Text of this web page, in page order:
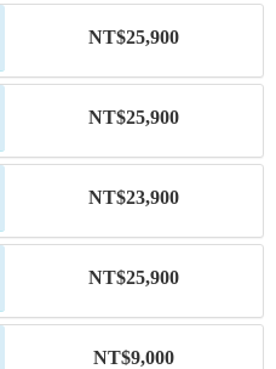
NT$25,900
NT$25,900
NT$23,900
NT$25,900
NT$9,000